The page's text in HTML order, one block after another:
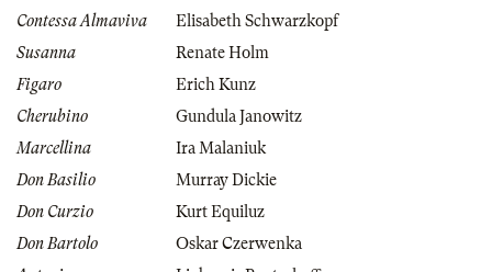
Contessa Almaviva
Elisabeth Schwarzkopf
Susanna
Renate Holm
Figaro
Erich Kunz
Cherubino
Gundula Janowitz
Marcellina
Ira Malaniuk
Don Basilio
Murray Dickie
Don Curzio
Kurt Equiluz
Don Bartolo
Oskar Czerwenka